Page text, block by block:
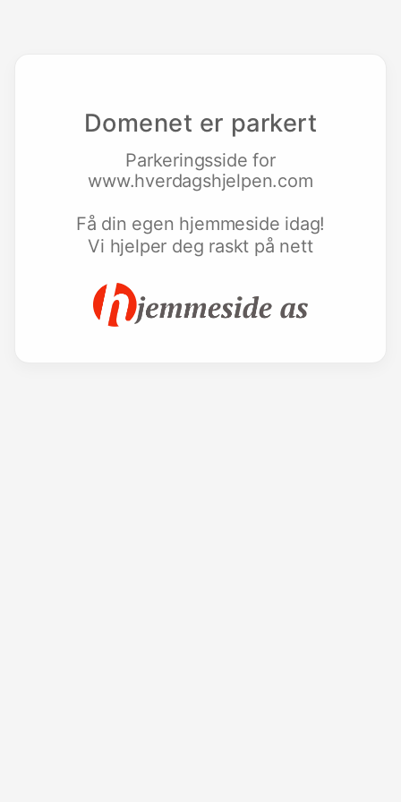
Domenet er parkert
Parkeringsside for
www.hverdagshjelpen.com
Få din egen hjemmeside idag!
Vi hjelper deg raskt på nett